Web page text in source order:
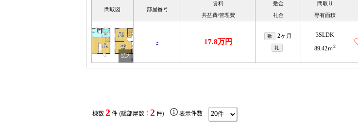
間取図 部屋番号
賃料
共益費/管理費
敷金
礼金
間取り
専有面積
- 17.8万円
敷 2ヶ月
礼
3SLDK
89.42ｍ2
棟数2件 (総部屋数： 2件) 表示件数